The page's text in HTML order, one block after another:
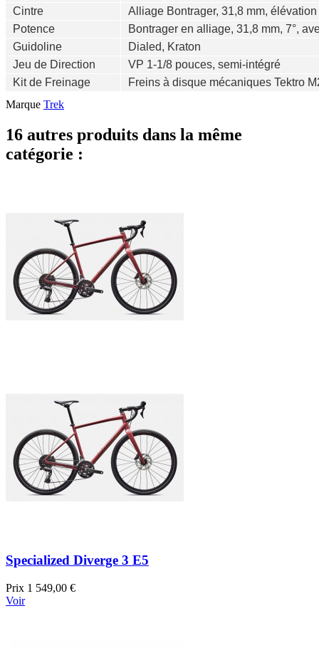
Cintre
Alliage Bontrager, 31,8 mm,
Potence
Bontrager en alliage, 31,8 mm, 7°,
Guidoline
Dialed, Kraton
Jeu de Direction
VP 1-1/8 pouces, semi-intégré
Kit de Freinage
Freins à disque mécaniques Tektro
Marque Trek
16 autres produits dans la même
catégorie :
Specialized Diverge 3 E5
Prix 1 549,00 €
Voir